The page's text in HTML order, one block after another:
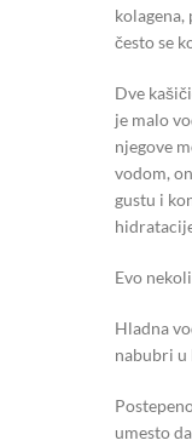
često se
Dve
je malo
njegove
vodom,
gustu i
Evo
Hladna
nabubri u
umesto